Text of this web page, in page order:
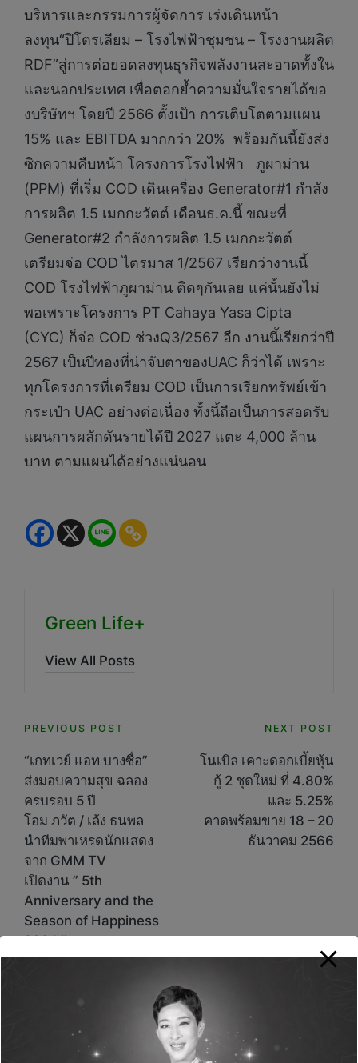
บริหารและกรรมการผู้จัดการ เร่งเดินหน้า
ลงทุน“ปิโตรเลียม – โรงไฟฟ้าชุมชน – โรงงานผลิต
RDF”สู่การต่อยอดลงทุนธุรกิจพลังงานสะอาดทั้งใน
และนอกประเทศ เพื่อตอกย้ำความมั่นใจรายได้ขอ
งบริษัทฯ โดยปี 2566 ตั้งเป้า การเติบโตตามแผน
15% และ EBITDA มากกว่า 20% พร้อมกันนี้ยังส่ง
ซิกความคืบหน้า โครงการโรงไฟฟ้า ภูผาม่าน
(PPM) ที่เริ่ม COD เดินเครื่อง Generator#1 กำลัง
การผลิต 1.5 เมกกะวัตต์ เดือนธ.ค.นี้ ขณะที่
Generator#2 กำลังการผลิต 1.5 เมกกะวัตต์
เตรียมจ่อ COD ไตรมาส 1/2567 เรียกว่างานนี้
COD โรงไฟฟ้าภูผาม่าน ติดๆกันเลย แค่นั้นยังไม่
พอเพราะโครงการ PT Cahaya Yasa Cipta
(CYC) ก็จ่อ COD ช่วงQ3/2567 อีก งานนี้เรียกว่าปี
2567 เป็นปีทองที่น่าจับตาของUAC ก็ว่าได้ เพราะ
ทุกโครงการที่เตรียม COD เป็นการเรียกทรัพย์เข้า
กระเป๋า UAC อย่างต่อเนื่อง ทั้งนี้ถือเป็นการสอดรับ
แผนการผลักดันรายได้ปี 2027 แตะ 4,000 ล้าน
บาท ตามแผนได้อย่างแน่นอน
Green Life+
View All Posts
Post
navigation
PREVIOUS POST
“เกทเวย์ แอท บางซื่อ”
ส่งมอบความสุข ฉลอง
ครบรอบ 5 ปี
โอม ภวัต / เล้ง ธนพล
นำทีมพาเหรดนักแสดง
จาก GMM TV
เปิดงาน ” 5th
Anniversary and the
Season of Happiness
2024 “
NEXT POST
โนเบิล เคาะดอกเบี้ยหุ้น
กู้ 2 ชุดใหม่ ที่ 4.80%
และ 5.25%
คาดพร้อมขาย 18 – 20
ธันวาคม 2566
Comments
No comments yet. Why don’t you start the